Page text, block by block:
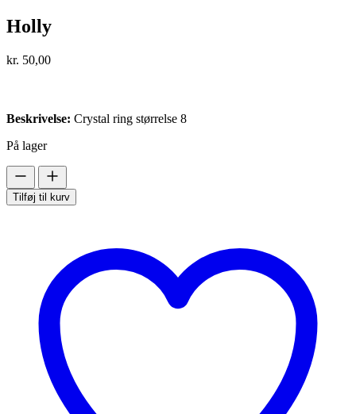
Holly
kr. 50,00
Beskrivelse: Crystal ring størrelse 8
På lager
Holly
antal
Tilføj til kurv